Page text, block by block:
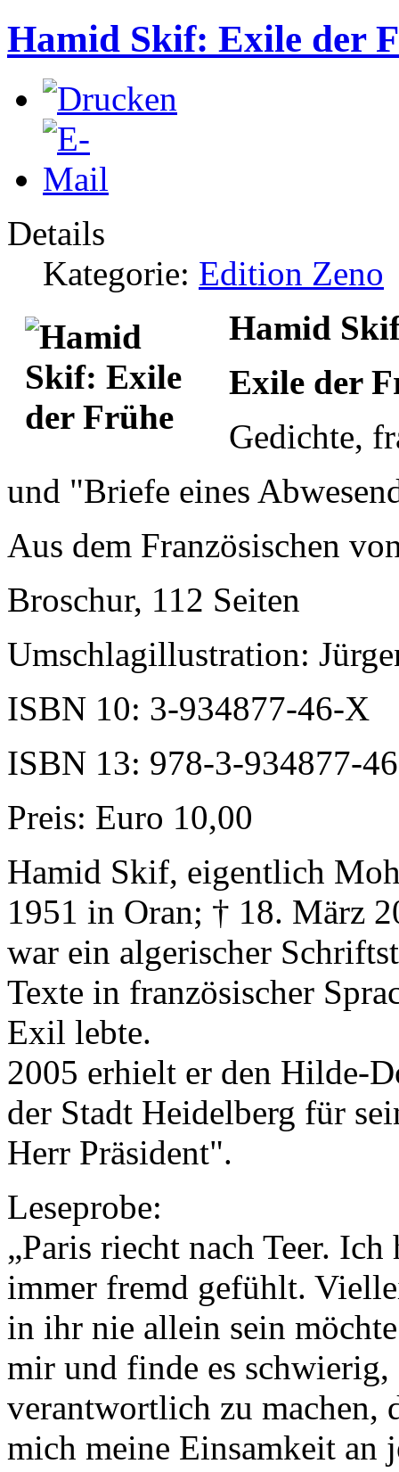
Hamid Skif: Exile der
Details
Kategorie: Edition Zeno
Hamid
Exile der
Gedichte,
und "Briefe eines
Aus dem Französischen
Broschur, 112 Seiten
Umschlagillustration:
ISBN 10: 3-934877-46-X
ISBN 13: 978-3-934877-
Preis: Euro 10,00
Hamid Skif, eigentlich
1951 in Oran; † 18. März
war ein algerischer
Texte in französischer
Exil lebte.
2005 erhielt er den Hilde-
der Stadt Heidelberg für
Herr Präsident".
Leseprobe:
„Paris riecht nach Teer.
immer fremd gefühlt.
in ihr nie allein sein
mir und finde es
verantwortlich zu machen,
mich meine Einsamkeit an